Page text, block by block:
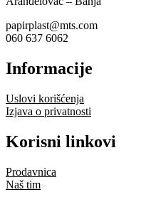
papirplast@mts.com
060 637 6062
Informacije
Uslovi korišćenja
Izjava o privatnosti
Korisni linkovi
Prodavnica
Naš tim